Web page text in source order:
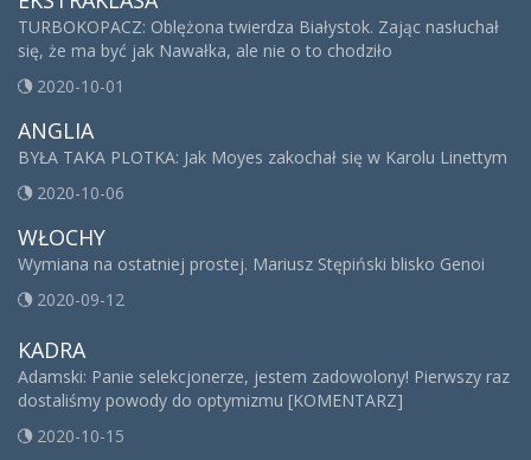
TURBOKOPACZ: Oblężona twierdza Białystok. Zając nasłuchał
się, że ma być jak Nawałka, ale nie o to chodziło
2020-10-01
ANGLIA
BYŁA TAKA PLOTKA: Jak Moyes zakochał się w Karolu Linettym
2020-10-06
WŁOCHY
Wymiana na ostatniej prostej. Mariusz Stępiński blisko Genoi
2020-09-12
KADRA
Adamski: Panie selekcjonerze, jestem zadowolony! Pierwszy raz
dostaliśmy powody do optymizmu [KOMENTARZ]
2020-10-15